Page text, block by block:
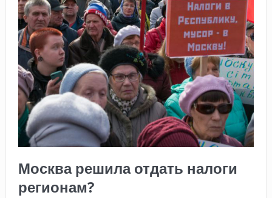
Москва решила отдать налоги
регионам?